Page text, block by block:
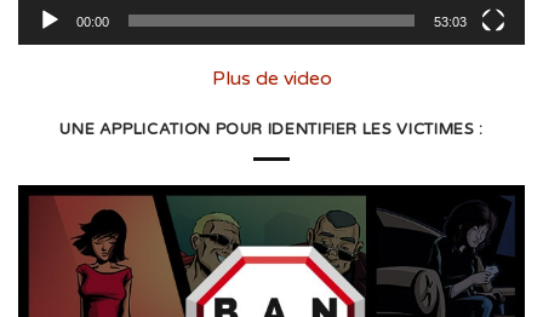
00:00 53:03
Plus de video
UNE APPLICATION POUR IDENTIFIER LES VICTIMES :